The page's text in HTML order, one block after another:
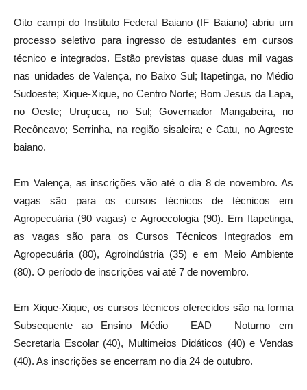
Oito campi do Instituto Federal Baiano (IF Baiano) abriu um
processo seletivo para ingresso de estudantes em cursos
técnico e integrados. Estão previstas quase duas mil vagas
nas unidades de Valença, no Baixo Sul; Itapetinga, no Médio
Sudoeste; Xique-Xique, no Centro Norte; Bom Jesus da Lapa,
no Oeste; Uruçuca, no Sul; Governador Mangabeira, no
Recôncavo; Serrinha, na região sisaleira; e Catu, no Agreste
baiano.
Em Valença, as inscrições vão até o dia 8 de novembro. As
vagas são para os cursos técnicos de técnicos em
Agropecuária (90 vagas) e Agroecologia (90). Em Itapetinga,
as vagas são para os Cursos Técnicos Integrados em
Agropecuária (80), Agroindústria (35) e em Meio Ambiente
(80). O período de inscrições vai até 7 de novembro.
Em Xique-Xique, os cursos técnicos oferecidos são na forma
Subsequente ao Ensino Médio – EAD – Noturno em
Secretaria Escolar (40), Multimeios Didáticos (40) e Vendas
(40). As inscrições se encerram no dia 24 de outubro.